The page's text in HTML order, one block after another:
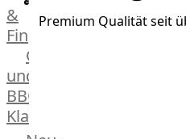
Manufaktur
Bratwurstsets
Toppings
Hackfleisch
Aufschnitt
&
Fingerfood
Grill-
und
BBQ-
Klassiker
Premium Qualität seit